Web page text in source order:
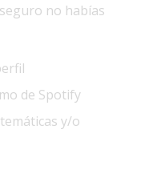
no habías
de Spotify
y/o